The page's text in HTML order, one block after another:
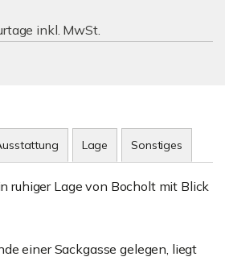
inkl. MwSt.
Lage Sonstiges
ruhiger Lage von Bocholt mit Blick
einer Sackgasse gelegen, liegt